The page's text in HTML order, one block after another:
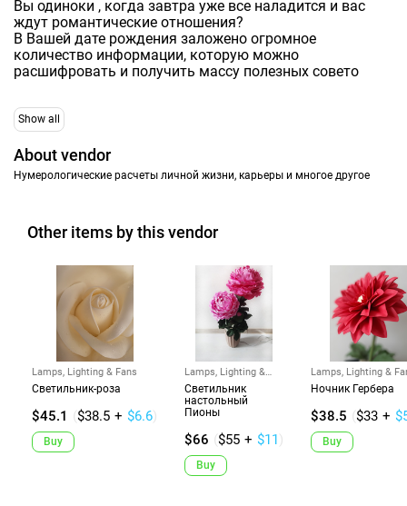
Вы одиноки , когда завтра уже все наладится и вас
ждут романтические отношения?
В Вашей дате рождения заложено огромное
количество информации, которую можно
расшифровать и получить массу полезных совето
Show all
About vendor
Нумерологические расчеты личной жизни, карьеры и многое другое
Other items by this vendor
Lamps, Lighting & Fans
Светильник-роза
$45.1 ($38.5 + $6.6)
Buy
Lamps, Lighting &
Fans
Светильник
настольный
Пионы
$66 ($55 + $11 )
Buy
Lamps, Lighting &
Ночник Гербера
$38.5 ($33 +
Buy